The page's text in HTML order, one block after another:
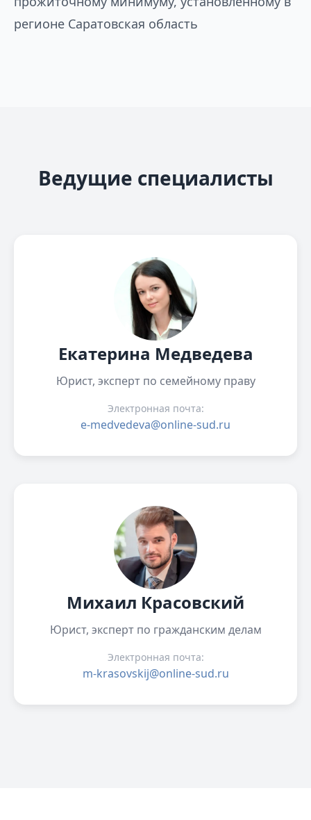
регионе Саратовская область
Ведущие специалисты
Екатерина Медведева
Юрист, эксперт по семейному праву
Электронная почта:
e-medvedeva@online-sud.ru
Михаил Красовский
Юрист, эксперт по гражданским делам
Электронная почта:
m-krasovskij@online-sud.ru